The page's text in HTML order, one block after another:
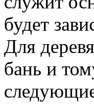
будет
Для
бань и